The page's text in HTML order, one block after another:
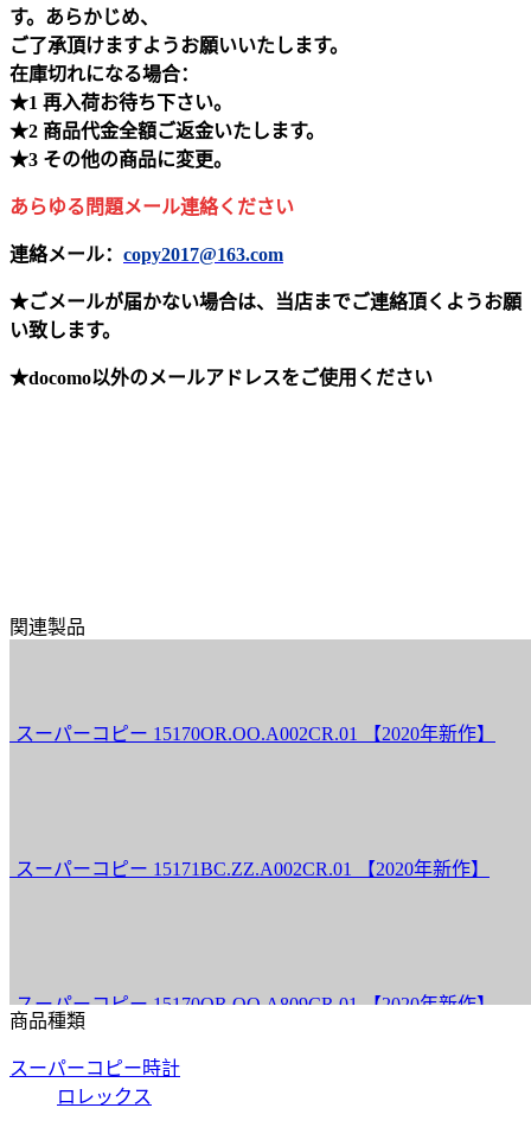
す。あらかじめ、
ご了承頂けますようお願いいたします。
在庫切れになる場合：
★1 再入荷お待ち下さい。
★2 商品代金全額ご返金いたします。
★3 その他の商品に変更。
あらゆる問題メール連絡ください
連絡メール： copy2017@163.com
★ごメールが届かない場合は、当店までご連絡頂くようお願
い致します。
★docomo以外のメールアドレスをご使用ください
関連製品
ーコピー 15170OR.OO.A002CR.01 【2020年新作】
ーコピー 15171BC.ZZ.A002CR.01 【2020年新作】
ーコピー 15170OR.OO.A809CR.01 【2020年新作】
商品種類
スーパーコピー時計
ロレックス